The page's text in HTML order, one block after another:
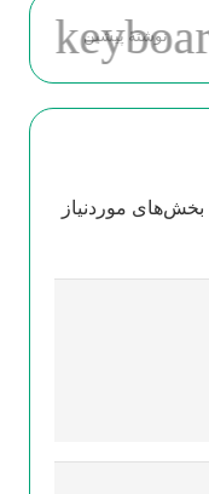
نوشتهٔ پیشین
بخش‌های موردنیاز